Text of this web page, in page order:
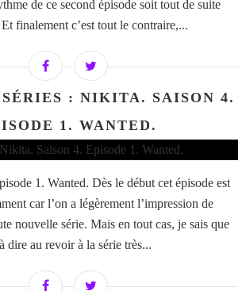
de ce second épisode soit tout de suite
finalement c’est tout le contraire,...
: NIKITA. SAISON 4.
1. WANTED.
1. Wanted. Dès le début cet épisode est
car l’on a légèrement l’impression de
nouvelle série. Mais en tout cas, je sais que
dire au revoir à la série très...